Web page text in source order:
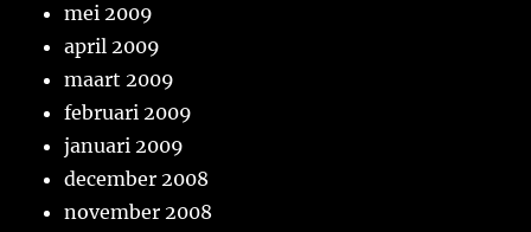
mei 2009
april 2009
maart 2009
februari 2009
januari 2009
december 2008
november 2008